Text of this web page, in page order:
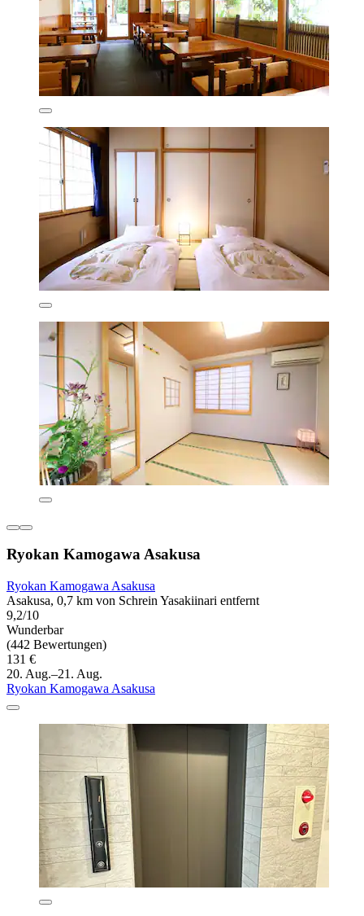
Ryokan Kamogawa Asakusa
Ryokan Kamogawa Asakusa
Asakusa, 0,7 km von Schrein Yasakiinari entfernt
9,2/10
Wunderbar
(442 Bewertungen)
131 €
20. Aug.–21. Aug.
Ryokan Kamogawa Asakusa